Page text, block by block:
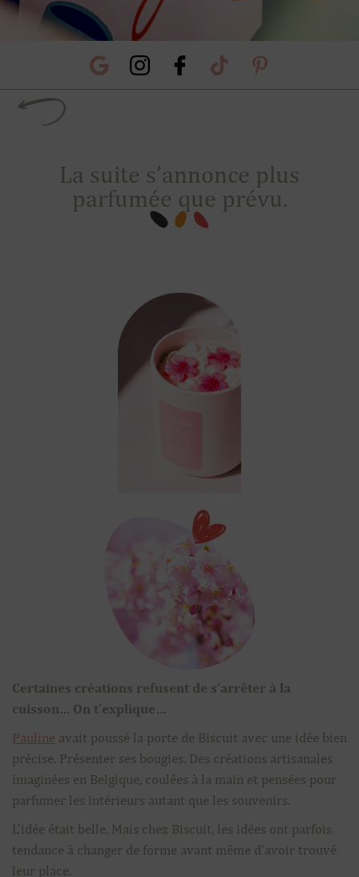
La suite s’annonce plus
parfumée que prévu.
Certaines créations refusent de s’arrêter à la
cuisson… On t’explique…
Pauline avait poussé la porte de Biscuit avec une idée bien
précise. Présenter ses bougies. Des créations artisanales
imaginées en Belgique, coulées à la main et pensées pour
parfumer les intérieurs autant que les souvenirs.
L’idée était belle. Mais chez Biscuit, les idées ont parfois
tendance à changer de forme avant même d’avoir trouvé
leur place.